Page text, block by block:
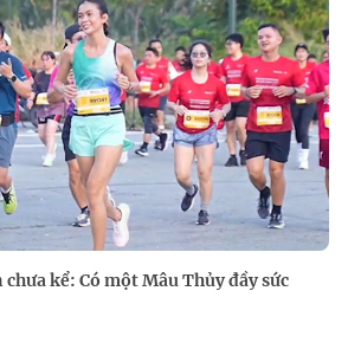
kể: Có một Mâu Thủy đầy sức